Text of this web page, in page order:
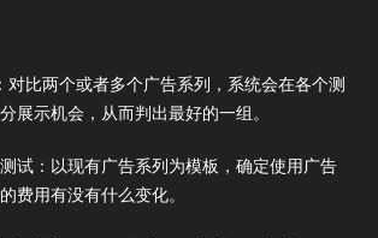
对比两个或者多个广告系列，系统会在各个测
展示机会，从而判出最好的一组。
试：以现有广告系列为模板，确定使用广告
费用有没有什么变化。